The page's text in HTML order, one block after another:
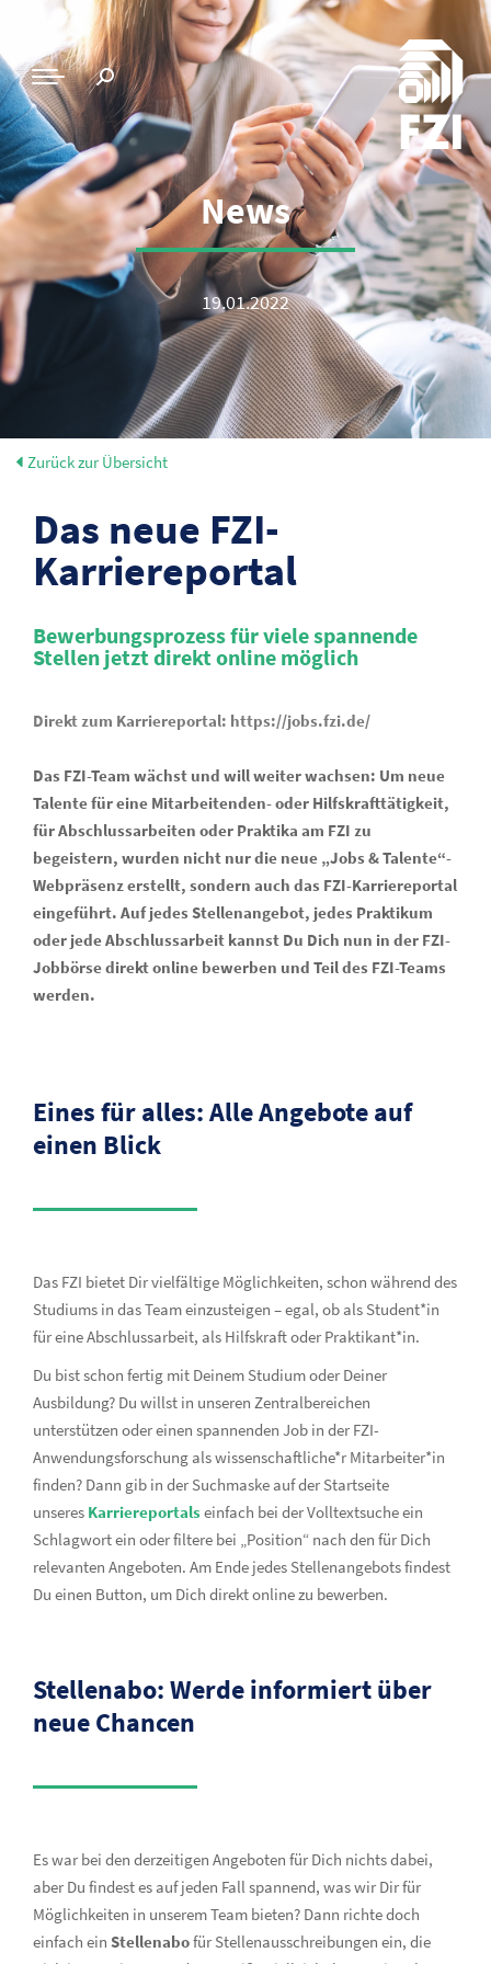
News
19.01.2022
Zurück zur Übersicht
Das neue FZI-
Karriereportal
Bewerbungsprozess für viele spannende
Stellen jetzt direkt online möglich
Direkt zum Karriereportal: https://jobs.fzi.de/
Das FZI-Team wächst und will weiter wachsen: Um neue
Talente für eine Mitarbeitenden- oder Hilfskrafttätigkeit,
für Abschlussarbeiten oder Praktika am FZI zu
begeistern, wurden nicht nur die neue „Jobs & Talente“-
Webpräsenz erstellt, sondern auch das FZI-Karriereportal
eingeführt. Auf jedes Stellenangebot, jedes Praktikum
oder jede Abschlussarbeit kannst Du Dich nun in der FZI-
Jobbörse direkt online bewerben und Teil des FZI-Teams
werden.
Eines für alles: Alle Angebote auf
einen Blick
Das FZI bietet Dir vielfältige Möglichkeiten, schon während des
Studiums in das Team einzusteigen – egal, ob als Student*in
für eine Abschlussarbeit, als Hilfskraft oder Praktikant*in.
Du bist schon fertig mit Deinem Studium oder Deiner
Ausbildung? Du willst in unseren Zentralbereichen
unterstützen oder einen spannenden Job in der FZI-
Anwendungsforschung als wissenschaftliche*r Mitarbeiter*in
finden? Dann gib in der Suchmaske auf der Startseite
unseres Karriereportalseinfach bei der Volltextsuche ein
Schlagwort ein oder filtere bei „Position“ nach den für Dich
relevanten Angeboten. Am Ende jedes Stellenangebots findest
Du einen Button, um Dich direkt online zu bewerben.
Stellenabo: Werde informiert über
neue Chancen
Es war bei den derzeitigen Angeboten für Dich nichts dabei,
aber Du findest es auf jeden Fall spannend, was wir Dir für
Möglichkeiten in unserem Team bieten? Dann richte doch
einfach ein Stellenabofür Stellenausschreibungen ein, die